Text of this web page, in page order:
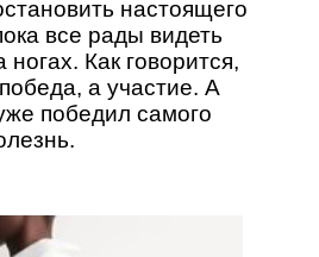
настоящего
все рады видеть
Как говорится,
а участие. А
победил самого